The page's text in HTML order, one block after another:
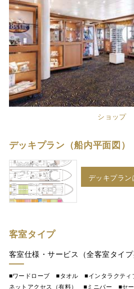
ショップ
デッキプラン（船内平面図）
デッキプラン
客室タイプ
客室仕様・サービス（全客室タイプ
■ワードローブ ■タオル ■インタラクテ
ネットアクセス（有料） ■ミニバー ■セ